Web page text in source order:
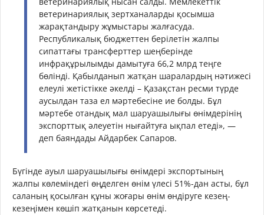
ветеринариялық зертханаларды қосымша
жарақтандыру жұмыстары жалғасуда.
Республикалық бюджеттен берілетін жалпы
сипаттағы трансферттер шеңберінде
инфрақұрылымды дамытуға 66,2 млрд теңге
бөлінді. Қабылданып жатқан шаралардың нәтижесі
елеулі жетістікке әкелді – Қазақстан ресми түрде
аусылдан таза ел мәртебесіне ие болды. Бұл
мәртебе отандық мал шаруашылығы өнімдерінің
экспорттық әлеуетін нығайтуға ықпал етеді», —
деп баяндады Айдарбек Сапаров.
Бүгінде ауыл шаруашылығы өнімдері экспортының
жалпы көлеміндегі өңделген өнім үлесі 51%-дан асты, бұл
саланың қосылған құны жоғары өнім өндіруге кезең-
кезеңімен көшіп жатқанын көрсетеді.